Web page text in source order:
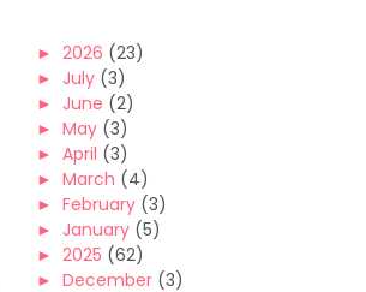
► 2026 (23)
► July (3)
► June (2)
► May (3)
► April (3)
► March (4)
► February (3)
► January (5)
► 2025 (62)
► December (3)